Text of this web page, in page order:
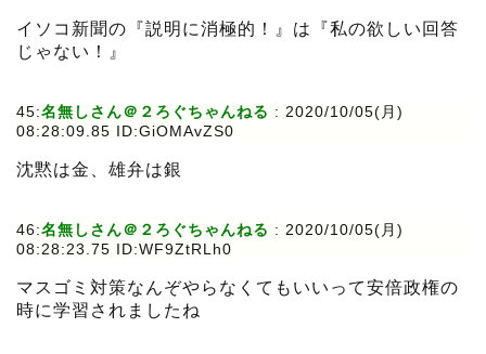
イソコ新聞の『説明に消極的！』は『私の欲しい回答
じゃない！』
45:名無しさん＠２ろぐちゃんねる : 2020/10/05(月)
08:28:09.85 ID:GiOMAvZS0
沈黙は金、雄弁は銀
46:名無しさん＠２ろぐちゃんねる : 2020/10/05(月)
08:28:23.75 ID:WF9ZtRLh0
マスゴミ対策なんぞやらなくてもいいって安倍政権の
時に学習されましたね